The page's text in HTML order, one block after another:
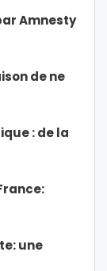
Amnesty
de ne
: de la
une